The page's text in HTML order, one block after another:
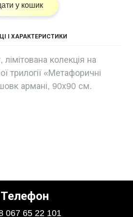
у кошик
І ХАРАКТЕРИСТИКИ
колекція на
трилогії «Метафоричні
армані, 90х90 см.
Телефон
067 65 22 101